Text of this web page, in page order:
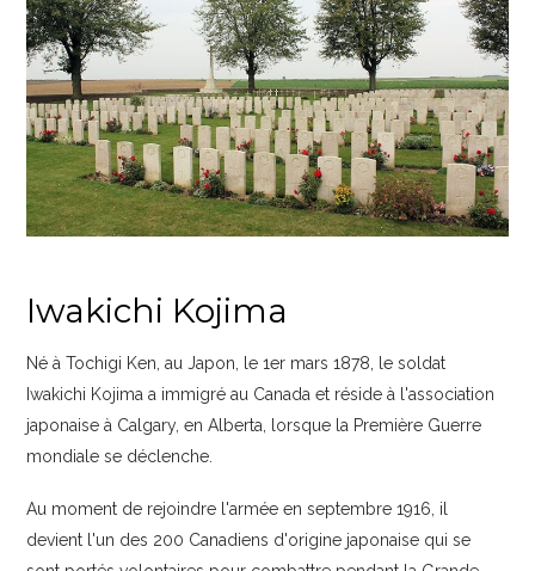
Iwakichi Kojima
Né à Tochigi Ken, au Japon, le 1er mars 1878, le soldat
Iwakichi Kojima a immigré au Canada et réside à l'association
japonaise à Calgary, en Alberta, lorsque la Première Guerre
mondiale se déclenche.
Au moment de rejoindre l'armée en septembre 1916, il
devient l'un des 200 Canadiens d'origine japonaise qui se